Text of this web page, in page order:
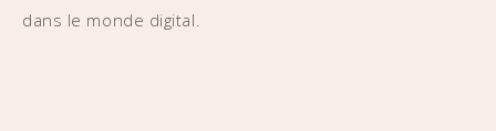
dans le monde digital.